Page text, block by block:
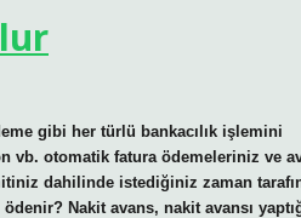
gibi her türlü bankacılık işlemini
otomatik fatura ödemeleriniz ve
dahilinde istediğiniz zaman
Nakit avans, nakit avansı